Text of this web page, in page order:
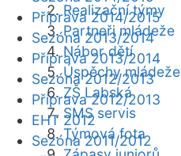
Realizační týmy
Partneři mládeže
Nábor dětí
Úspěchy mládeže
ZŠ Labská
SMS servis
Týmová fota
Příprava 2014/2015
Sezóna 2013/2014
Příprava 2013/2014
Sezóna 2012/2013
Příprava 2012/2013
EHT 2012
Sezóna 2011/2012